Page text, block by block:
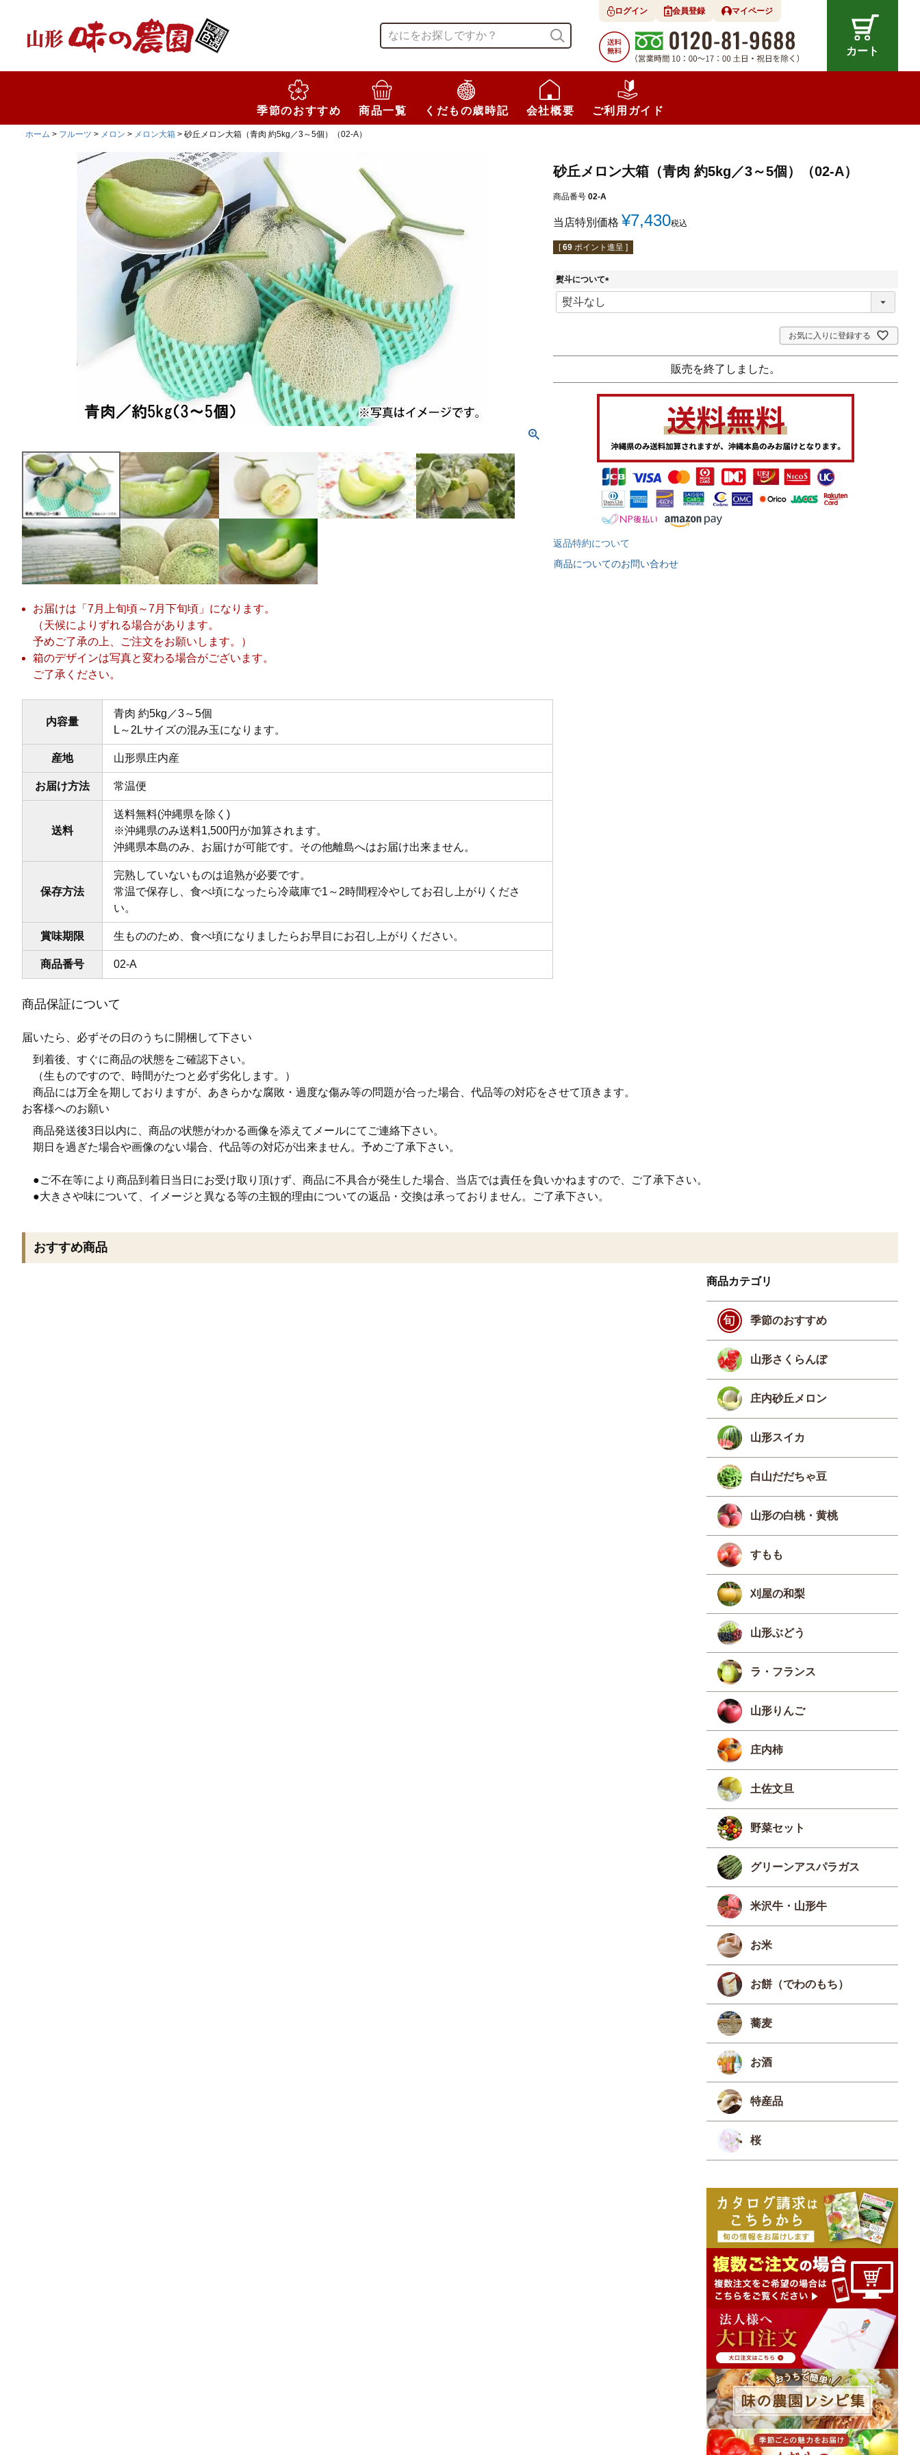
検索
ログイン 会員登録 マイページ
カート
季節のおすすめ 商品一覧 くだもの歳時記 会社概要 ご利用ガイド
ホーム フルーツ メロン メロン大箱 砂丘メロン大箱（青肉 約5kg／3～5個）（02-A）
砂丘メロン大箱（青肉 約5kg／3～5個）（02-A）
商品番号 02-A
当店特別価格 ¥7,430税込
[ 69 ポイント進呈 ]
熨斗について
(
お気に入りに登録する
販売を終了しました。
返品特約について
商品についてのお問い合わせ
お届けは「7月上旬頃～7月下旬頃」になります。
（天候によりずれる場合があります。
予めご了承の上、ご注文をお願いします。）
箱のデザインは写真と変わる場合がございます。
ご了承ください。
内容量
青肉 約5kg／3～5個
L～2Lサイズの混み玉になります。
産地 山形県庄内産
お届け方法 常温便
送料
送料無料(沖縄県を除く)
※沖縄県のみ送料1,500円が加算されます。
沖縄県本島のみ、お届けが可能です。その他離島へはお届け出来ません。
保存方法
完熟していないものは追熟が必要です。
常温で保存し、食べ頃になったら冷蔵庫で1～2時間程冷やしてお召し上がりくださ
い。
賞味期限 生もののため、食べ頃になりましたらお早目にお召し上がりください。
商品番号 02-A
商品保証について
届いたら、必ずその日のうちに開梱して下さい
到着後、すぐに商品の状態をご確認下さい。
（生ものですので、時間がたつと必ず劣化します。）
商品には万全を期しておりますが、あきらかな腐敗・過度な傷み等の問題が合った場合、代品等の対応をさせて頂きます。
お客様へのお願い
商品発送後3日以内に、商品の状態がわかる画像を添えてメールにてご連絡下さい。
期日を過ぎた場合や画像のない場合、代品等の対応が出来ません。予めご了承下さい。
●ご不在等により商品到着日当日にお受け取り頂けず、商品に不具合が発生した場合、当店では責任を負いかねますので、ご了承下さい。
●大きさや味について、イメージと異なる等の主観的理由についての返品・交換は承っておりません。ご了承下さい。
おすすめ商品
商品カテゴリ
季節のおすすめ
山形さくらんぼ
庄内砂丘メロン
山形スイカ
白山だだちゃ豆
山形の白桃・黄桃
すもも
刈屋の和梨
山形ぶどう
ラ・フランス
山形りんご
庄内柿
土佐文旦
野菜セット
グリーンアスパラガス
米沢牛・山形牛
お米
お餅（でわのもち）
蕎麦
お酒
特産品
桜